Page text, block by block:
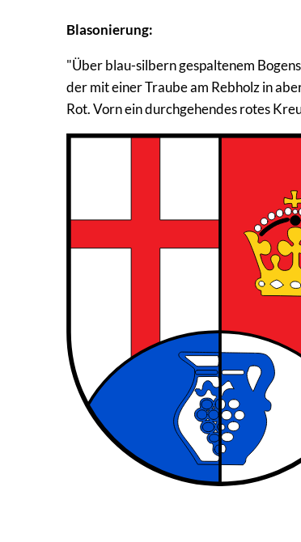
Blasonierung:
"Über blau-silbern gespaltenem
der mit einer Traube am Rebholz in
Rot. Vorn ein durchgehendes rotes